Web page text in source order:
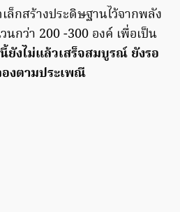
ล็กสร้างประดิษฐานไว้จากพลัง
นกว่า 200 -300 องค์ เพื่อเป็น
ยังไม่แล้วเสร็จสมบูรณ์ ยังรอ
งตามประเพณี